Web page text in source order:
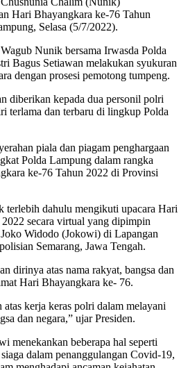
Hari Bhayangkara ke-76 Tahun
Selasa (5/7/2022).
Nunik bersama Irwasda Polda
Bagus Setiawan melakukan syukuran
dengan prosesi pemotong tumpeng.
diberikan kepada dua personil polri
terlama dan terbaru di lingkup Polda
piala dan piagam penghargaan
Polda Lampung dalam rangka
ke-76 Tahun 2022 di Provinsi
terlebih dahulu mengikuti upacara Hari
secara virtual yang dipimpin
Widodo (Jokowi) di Lapangan
Semarang, Jawa Tengah.
dirinya atas nama rakyat, bangsa dan
Hari Bhayangkara ke- 76.
atas kerja keras polri dalam melayani
dan negara,” ujar Presiden.
menekankan beberapa hal seperti
dalam penanggulangan Covid-19,